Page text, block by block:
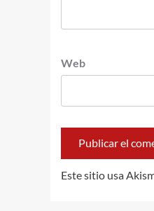
Web
Este sitio usa